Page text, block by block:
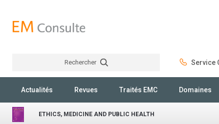
Rechercher Service
Actualités Revues Traités EMC Domaines
ETHICS, MEDICINE AND PUBLIC HEALTH